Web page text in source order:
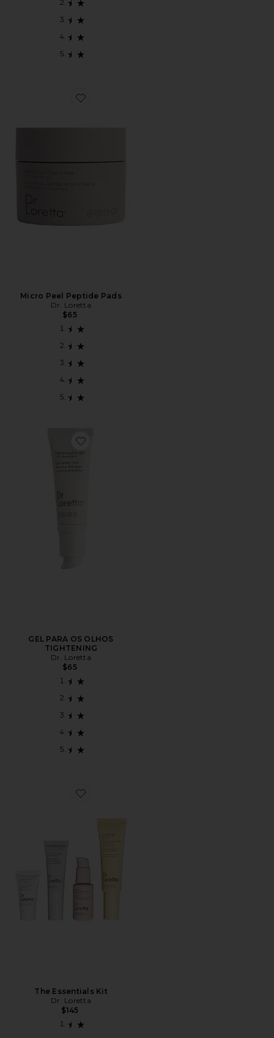
Favorite Micro Peel Peptide Pads
Micro Peel Peptide Pads
Dr. Loretta
$65
Favorite GEL PARA OS OLHOS TIGHTENING
GEL PARA OS OLHOS
TIGHTENING
Dr. Loretta
$65
Favorite The Essentials Kit
The Essentials Kit
Dr. Loretta
$145